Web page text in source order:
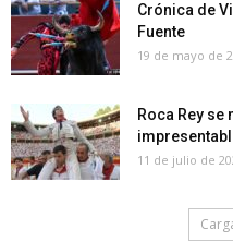
Crónica de
Fuente
19 de mayo de
Roca Rey
11 de julio de